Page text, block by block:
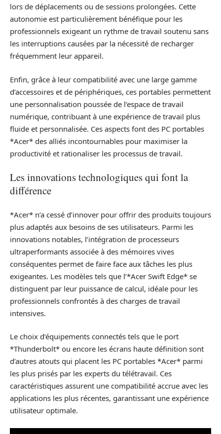
lors de déplacements ou de sessions prolongées. Cette
autonomie est particulièrement bénéfique pour les
professionnels exigeant un rythme de travail soutenu sans
les interruptions causées par la nécessité de recharger
fréquemment leur appareil.
Enfin, grâce à leur compatibilité avec une large gamme
d’accessoires et de périphériques, ces portables permettent
une personnalisation poussée de l’espace de travail
numérique, contribuant à une expérience de travail plus
fluide et personnalisée. Ces aspects font des PC portables
*Acer* des alliés incontournables pour maximiser la
productivité et rationaliser les processus de travail.
Les innovations technologiques qui font la
différence
*Acer* n’a cessé d’innover pour offrir des produits toujours
plus adaptés aux besoins de ses utilisateurs. Parmi les
innovations notables, l’intégration de processeurs
ultraperformants associée à des mémoires vives
conséquentes permet de faire face aux tâches les plus
exigeantes. Les modèles tels que l’*Acer Swift Edge* se
distinguent par leur puissance de calcul, idéale pour les
professionnels confrontés à des charges de travail
intensives.
Le choix d’équipements connectés tels que le port
*Thunderbolt* ou encore les écrans haute définition sont
d’autres atouts qui placent les PC portables *Acer* parmi
les plus prisés par les experts du télétravail. Ces
caractéristiques assurent une compatibilité accrue avec les
applications les plus récentes, garantissant une expérience
utilisateur optimale.